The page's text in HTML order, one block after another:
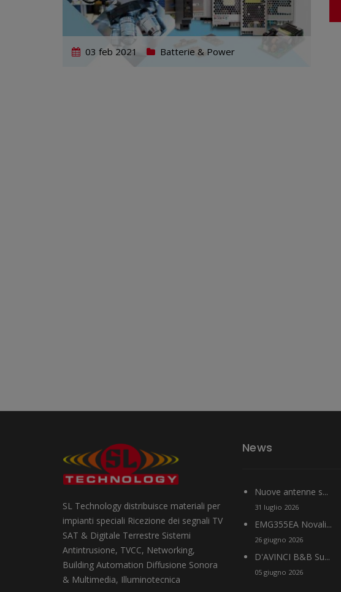
03 feb 2021 Batterie & Power
SL Technology distribuisce materiali per
impianti speciali Ricezione dei segnali TV
SAT & Digitale Terrestre Sistemi
Antintrusione, TVCC, Networking,
Building Automation Diffusione Sonora
& Multimedia, Illuminotecnica
News
Nuove antenne s...
31 luglio 2026
EMG355EA Novali...
26 giugno 2026
D'AVINCI B&B Su...
05 giugno 2026